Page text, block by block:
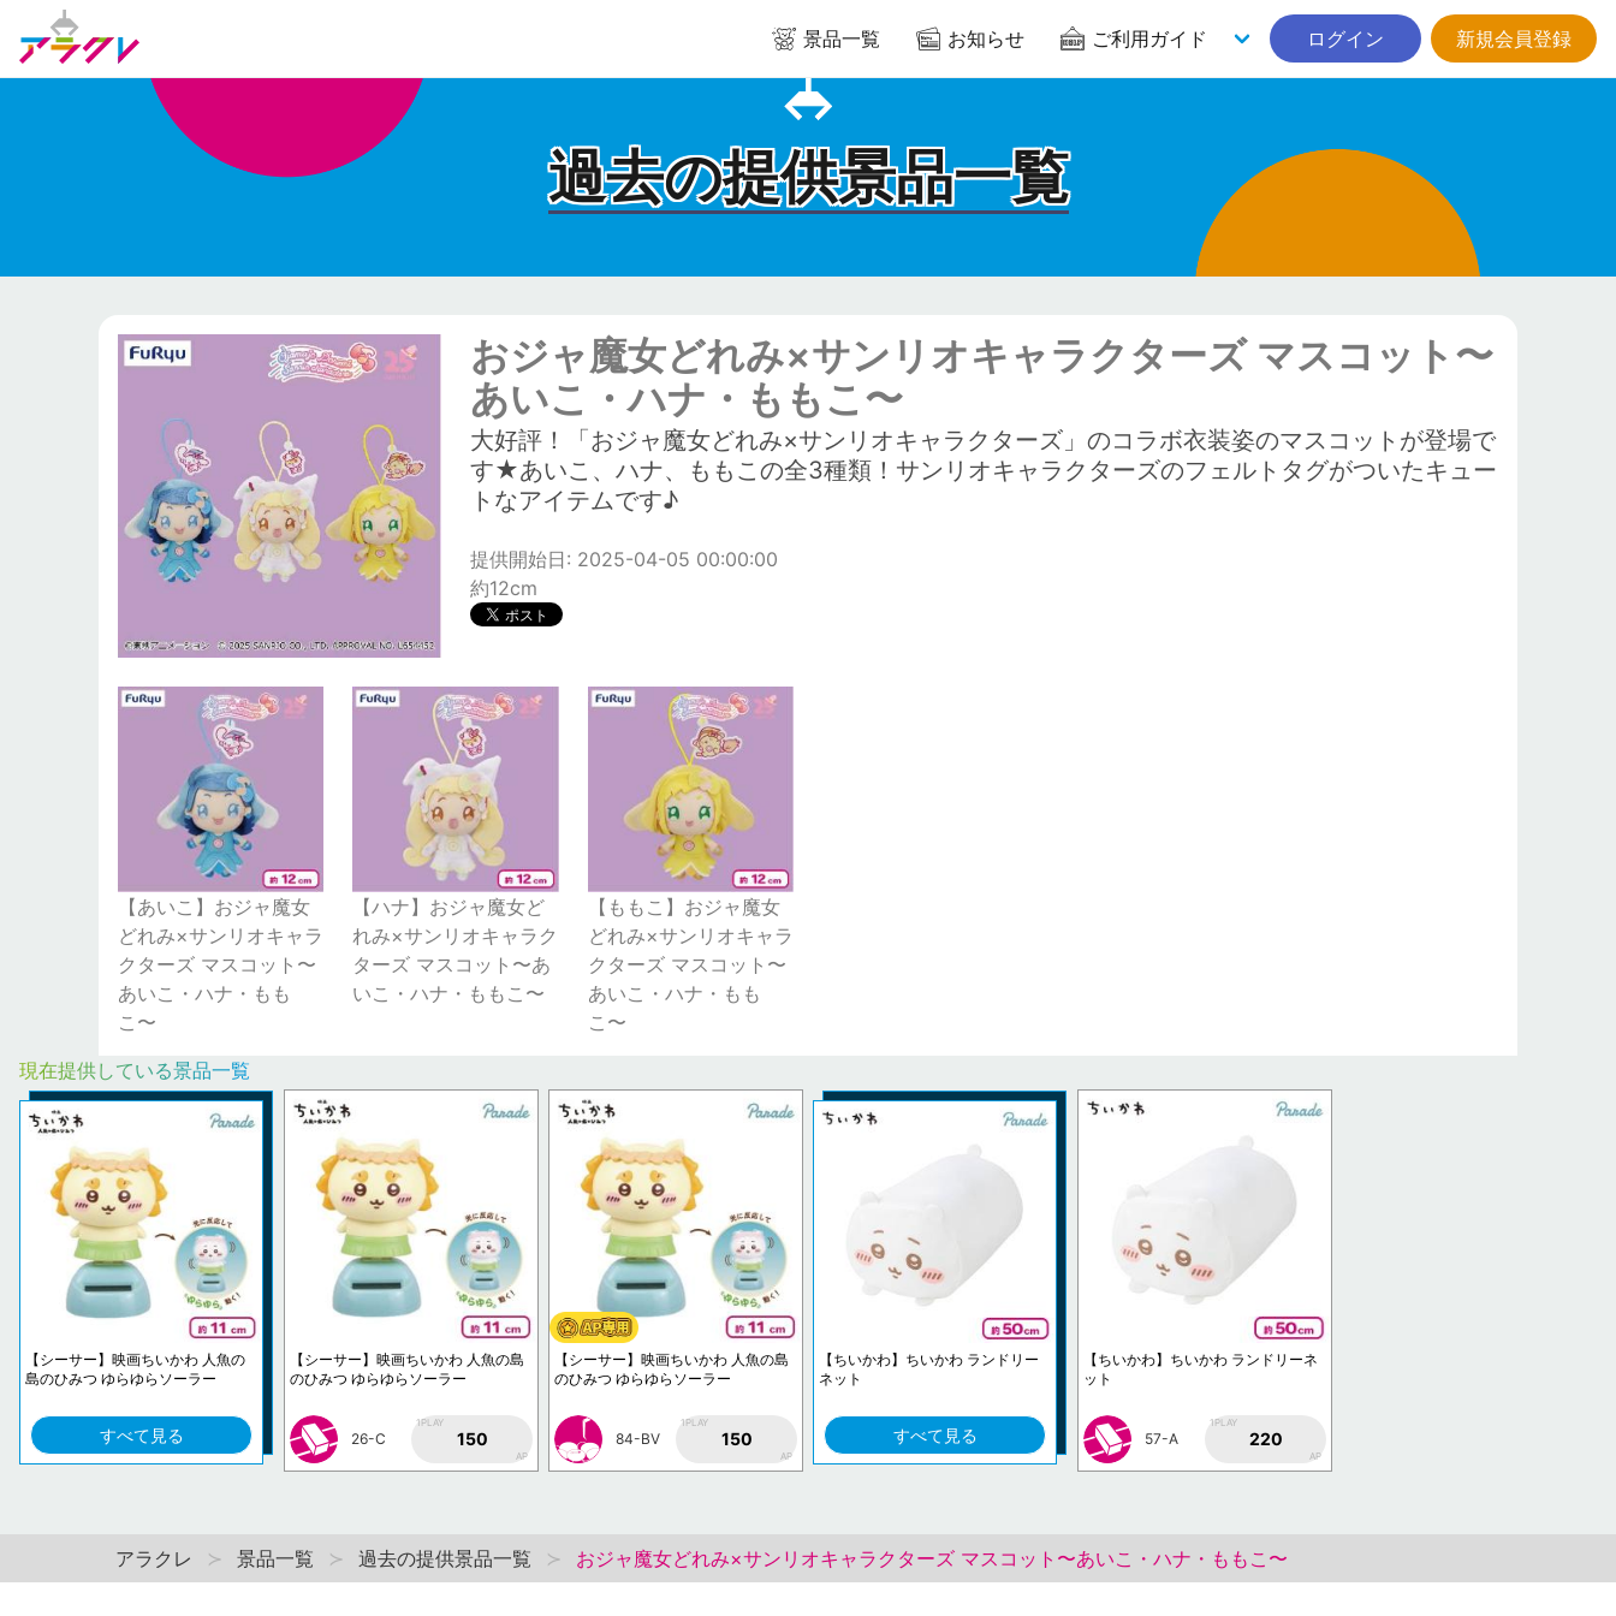
景品一覧 お知らせ ご利用ガイド ログイン 新規会員登録
過去の提供景品一覧
おジャ魔女どれみ×サンリオキャラクターズ マスコット〜
あいこ・ハナ・ももこ〜
大好評！「おジャ魔女どれみ×サンリオキャラクターズ」のコラボ衣装姿のマスコットが登場で
す★あいこ、ハナ、ももこの全3種類！サンリオキャラクターズのフェルトタグがついたキュー
トなアイテムです♪
提供開始日: 2025-04-05 00:00:00
約12cm
【あいこ】おジャ魔女
どれみ×サンリオキャラ
クターズ マスコット〜
あいこ・ハナ・もも
こ〜
【ハナ】おジャ魔女ど
れみ×サンリオキャラク
ターズ マスコット〜あ
いこ・ハナ・ももこ〜
【ももこ】おジャ魔女
どれみ×サンリオキャラ
クターズ マスコット〜
あいこ・ハナ・もも
こ〜
現在提供している景品一覧
【シーサー】映画ちいかわ 人魚の
島のひみつ ゆらゆらソーラー
すべて見る
【シーサー】映画ちいかわ 人魚の島
のひみつ ゆらゆらソーラー
26-C
1PLAY
150
AP
【シーサー】映画ちいかわ 人魚の島
のひみつ ゆらゆらソーラー
84-BV
1PLAY
150
AP
【ちいかわ】ちいかわ ランドリー
ネット
すべて見る
【ちいかわ】ちいかわ ランドリーネ
ット
57-A
1PLAY
220
AP
アラクレ 景品一覧 過去の提供景品一覧 おジャ魔女どれみ×サンリオキャラクターズ マスコット〜あいこ・ハナ・ももこ〜